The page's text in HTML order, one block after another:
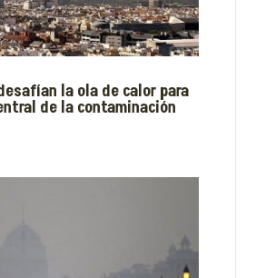
la ola de calor para
de la contaminación